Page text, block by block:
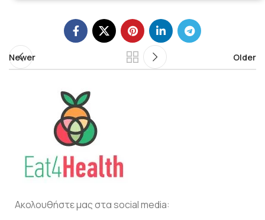
Newer Older
Ακολουθήστε μας στα social media: